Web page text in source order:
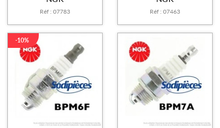
Réf : 07783 Réf : 07463
-10%